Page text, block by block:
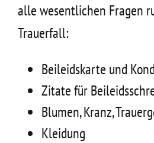
alle wesentlichen Fragen
Trauerfall:
Beileidskarte und
Zitate für
Blumen, Kranz,
Kleidung